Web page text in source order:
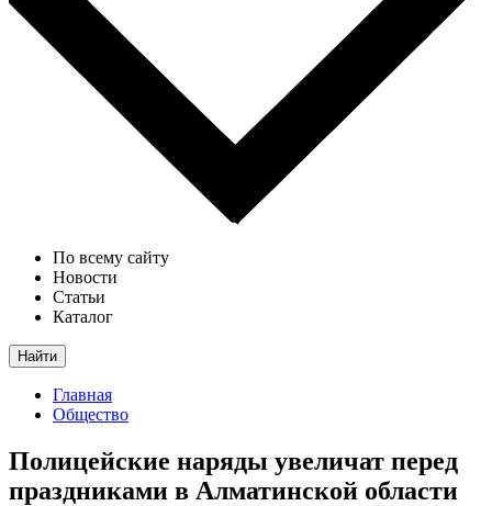
По всему сайту
Новости
Статьи
Каталог
Найти
Главная
Общество
Полицейские наряды увеличат перед
праздниками в Алматинской области